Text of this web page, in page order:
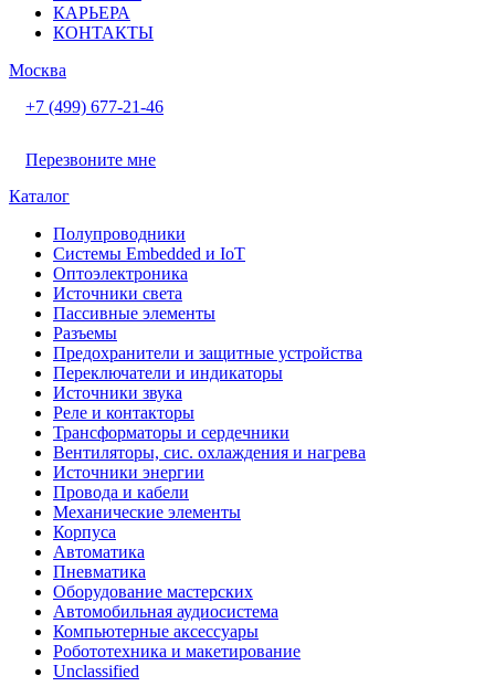
КАРЬЕРА
КОНТАКТЫ
Москва
+7 (499) 677-21-46
Перезвоните мне
Каталог
Полупроводники
Системы Embedded и IoT
Oптоэлектроника
Источники света
Пассивные элементы
Разъeмы
Предохранители и защитные устройства
Переключатели и индикаторы
Источники звука
Реле и контакторы
Трансформаторы и сердечники
Вентиляторы, сис. охлаждения и нагрева
Источники энергии
Провода и кабели
Механические элементы
Корпуса
Автоматика
Пневматика
Оборудование мастерских
Автомобильная аудиосистема
Компьютерные аксессуары
Робототехника и макетирование
Unclassified